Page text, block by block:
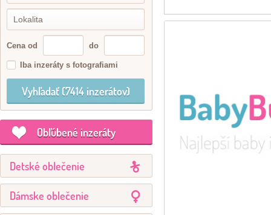
Cena od do
Iba inzeráty s fotografiami
Obľúbené inzeráty
Detské oblečenie
Dámske oblečenie